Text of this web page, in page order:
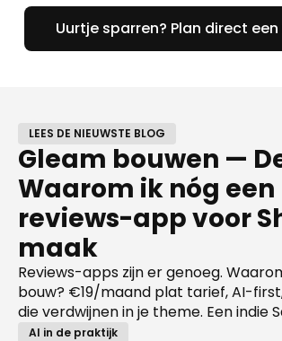
Uurtje sparren? Plan direct
LEES DE NIEUWSTE BLOG
Gleam bouwen —
Waarom ik nóg een
reviews-app voor
maak
Reviews-apps zijn er genoeg.
bouw? €19/maand plat tarief, AI-
die verdwijnen in je theme. Een indie
AI in de praktijk